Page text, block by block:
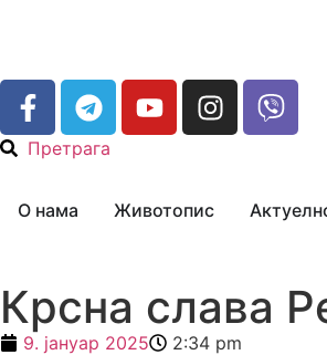
Претрага
О нама Животопис
Крсна слава
9. јануар 2025 2:34 pm